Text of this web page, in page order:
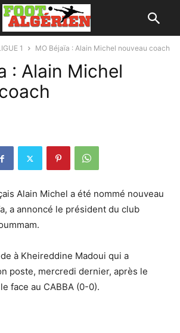
1 MO Béjaïa : Alain Michel nouveau coach
: Alain Michel
Alain Michel a été nommé nouveau
a annoncé le président du club
à Kheireddine Madoui qui a
poste, mercredi dernier, après le
face au CABBA (0-0).